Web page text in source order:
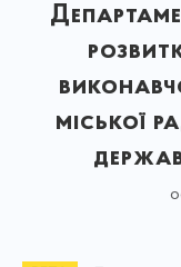
міської